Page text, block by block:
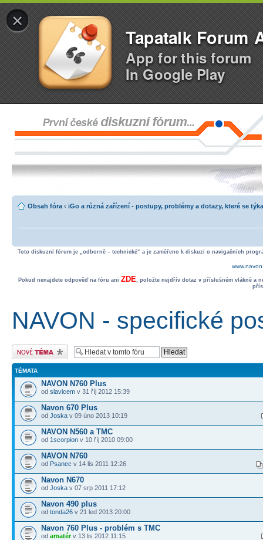
×
Tapatalk Forum
App for this forum
In Google Play
Obsah fóra ‹ iGo a různá zařízení - postupy, problémy a dotazy, které se
Toto diskuzní fórum je „odborně – technické“ a je zaměřeno k diskuzi o navigačních
Pokud nenajdete odpověď na fóru ani ZDE, položte nejdřív dotaz v příslušném vlákně a
NAVON - specifické
Odeslat nové téma
TÉMATA
NAVON N760 Plus
od slavicem v 31 říj 2012 15:39
Navon 670 Plus
od Joska v 09 úno 2013 10:19
NAVON N560 a TMC
od 1scorpion v 10 říj 2010 09:00
NAVON N760
od Psanec v 14 lis 2011 12:26
Navon N670
od Joska v 07 srp 2011 17:12
Navon 490 plus
od tonda26 v 21 led 2013 20:00
Navon 760 Plus - problém s TMC
od amatérv 13 lis 2012 11:15